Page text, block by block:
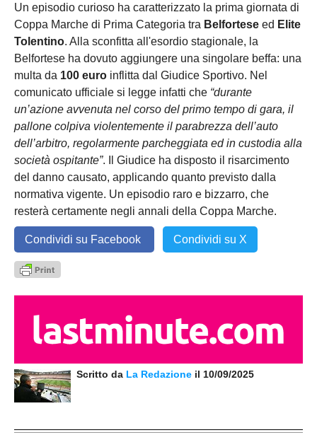
Un episodio curioso ha caratterizzato la prima giornata di
Coppa Marche di Prima Categoria tra Belfortese ed Elite
Tolentino. Alla sconfitta all'esordio stagionale, la
Belfortese ha dovuto aggiungere una singolare beffa: una
multa da 100 euro inflitta dal Giudice Sportivo. Nel
comunicato ufficiale si legge infatti che “durante
un’azione avvenuta nel corso del primo tempo di gara, il
pallone colpiva violentemente il parabrezza dell’auto
dell’arbitro, regolarmente parcheggiata ed in custodia alla
società ospitante”. Il Giudice ha disposto il risarcimento
del danno causato, applicando quanto previsto dalla
normativa vigente. Un episodio raro e bizzarro, che
resterà certamente negli annali della Coppa Marche.
Condividi su Facebook Condividi su X
Scritto da La Redazione il 10/09/2025